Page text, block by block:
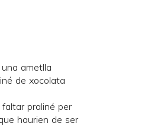
ametlla
de xocolata
praliné per
haurien de ser